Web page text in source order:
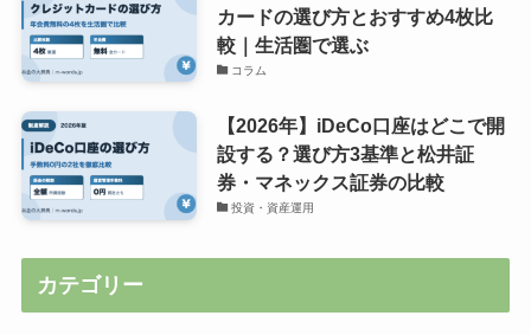
カードの選び方とおすすめ4枚比
較｜生活圏で選ぶ
コラム
【2026年】iDeCo口座はどこで開
設する？選び方3基準と松井証
券・マネックス証券の比較
投資・資産運用
カテゴリー